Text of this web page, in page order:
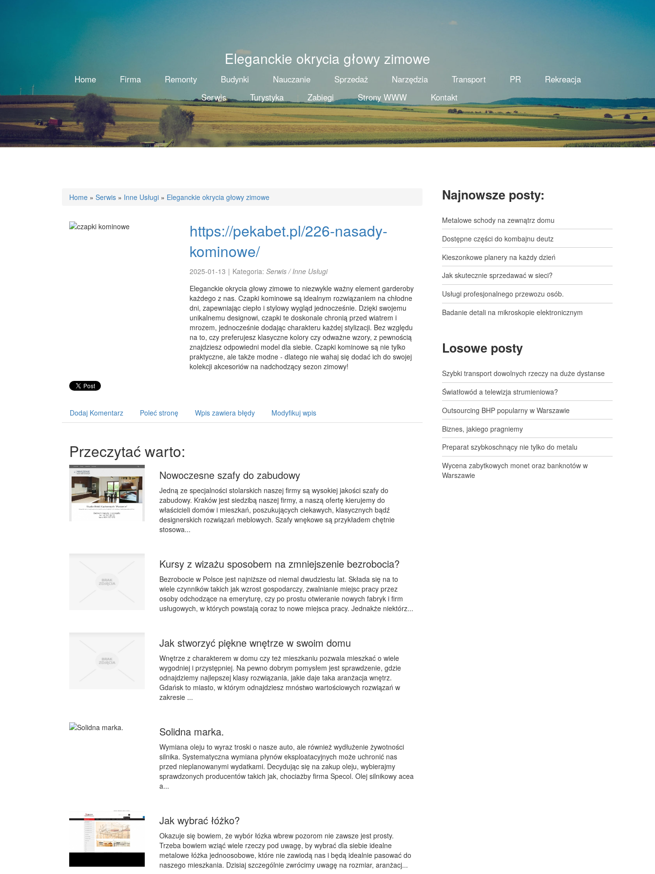
Eleganckie okrycia głowy zimowe
Home Firma Remonty Budynki Nauczanie Sprzedaż Narzędzia Transport PR
Rekreacja
Serwis
Turystyka Zabiegi Strony WWW Kontakt
Home » Serwis » Inne Usługi » Eleganckie okrycia głowy zimowe
https://pekabet.pl/226-nasady-
kominowe/
2025-01-13 | Kategoria: Serwis / Inne Usługi
Eleganckie okrycia głowy zimowe to niezwykle ważny element garderoby
każdego z nas. Czapki kominowe są idealnym rozwiązaniem na chłodne
dni, zapewniając ciepło i stylowy wygląd jednocześnie. Dzięki swojemu
unikalnemu designowi, czapki te doskonale chronią przed wiatrem i
mrozem, jednocześnie dodając charakteru każdej stylizacji. Bez względu
na to, czy preferujesz klasyczne kolory czy odważne wzory, z pewnością
znajdziesz odpowiedni model dla siebie. Czapki kominowe są nie tylko
praktyczne, ale także modne - dlatego nie wahaj się dodać ich do swojej
kolekcji akcesoriów na nadchodzący sezon zimowy!
Dodaj Komentarz Poleć stronę Wpis zawiera błędy Modyfikuj wpis
Przeczytać warto:
Nowoczesne szafy do zabudowy
Jedną ze specjalności stolarskich naszej firmy są wysokiej jakości szafy do
zabudowy. Kraków jest siedzibą naszej firmy, a naszą ofertę kierujemy do
właścicieli domów i mieszkań, poszukujących ciekawych, klasycznych bądź
designerskich rozwiązań meblowych. Szafy wnękowe są przykładem chętnie
stosowa...
Kursy z wizażu sposobem na zmniejszenie bezrobocia?
Bezrobocie w Polsce jest najniższe od niemal dwudziestu lat. Składa się na to
wiele czynników takich jak wzrost gospodarczy, zwalnianie miejsc pracy przez
osoby odchodzące na emeryturę, czy po prostu otwieranie nowych fabryk i firm
usługowych, w których powstają coraz to nowe miejsca pracy. Jednakże niektórz...
Jak stworzyć piękne wnętrze w swoim domu
Wnętrze z charakterem w domu czy też mieszkaniu pozwala mieszkać o wiele
wygodniej i przystępniej. Na pewno dobrym pomysłem jest sprawdzenie, gdzie
odnajdziemy najlepszej klasy rozwiązania, jakie daje taka aranżacja wnętrz.
Gdańsk to miasto, w którym odnajdziesz mnóstwo wartościowych rozwiązań w
zakresie ...
Solidna marka.
Wymiana oleju to wyraz troski o nasze auto, ale również wydłużenie żywotności
silnika. Systematyczna wymiana płynów eksploatacyjnych może uchronić nas
przed nieplanowanymi wydatkami. Decydując się na zakup oleju, wybierajmy
sprawdzonych producentów takich jak, chociażby firma Specol. Olej silnikowy acea
a...
Jak wybrać łóżko?
Okazuje się bowiem, że wybór łózka wbrew pozorom nie zawsze jest prosty.
Trzeba bowiem wziąć wiele rzeczy pod uwagę, by wybrać dla siebie idealne
metalowe łóżka jednoosobowe, które nie zawiodą nas i będą idealnie pasować do
naszego mieszkania. Dzisiaj szczególnie zwrócimy uwagę na rozmiar, aranżacj...
Najnowsze posty:
Metalowe schody na zewnątrz domu
Dostępne części do kombajnu deutz
Kieszonkowe planery na każdy dzień
Jak skutecznie sprzedawać w sieci?
Usługi profesjonalnego przewozu osób.
Badanie detali na mikroskopie elektronicznym
Losowe posty
Szybki transport dowolnych rzeczy na duże dystanse
Światłowód a telewizja strumieniowa?
Outsourcing BHP popularny w Warszawie
Biznes, jakiego pragniemy
Preparat szybkoschnący nie tylko do metalu
Wycena zabytkowych monet oraz banknotów w
Warszawie